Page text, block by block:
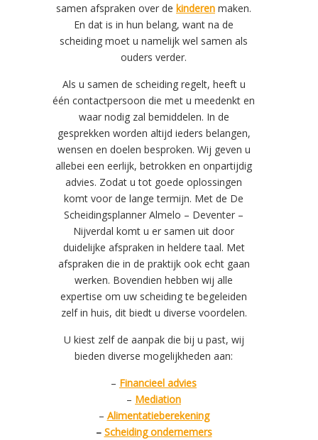
samen afspraken over de kinderen maken.
En dat is in hun belang, want na de
scheiding moet u namelijk wel samen als
ouders verder.
Als u samen de scheiding regelt, heeft u
één contactpersoon die met u meedenkt en
waar nodig zal bemiddelen. In de
gesprekken worden altijd ieders belangen,
wensen en doelen besproken. Wij geven u
allebei een eerlijk, betrokken en onpartijdig
advies. Zodat u tot goede oplossingen
komt voor de lange termijn. Met de De
Scheidingsplanner Almelo – Deventer –
Nijverdal komt u er samen uit door
duidelijke afspraken in heldere taal. Met
afspraken die in de praktijk ook echt gaan
werken. Bovendien hebben wij alle
expertise om uw scheiding te begeleiden
zelf in huis, dit biedt u diverse voordelen.
U kiest zelf de aanpak die bij u past, wij
bieden diverse mogelijkheden aan:
– Financieel advies
– Mediation
– Alimentatieberekening
– Scheidingondernemers